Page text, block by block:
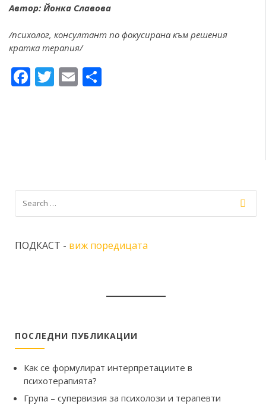
Автор: Йонка Славова
/психолог, консултант по фокусирана към решения
кратка терапия/
Facebook
Twitter
Email
ПОДКАСТ - виж поредицата
ПОСЛЕДНИ ПУБЛИКАЦИИ
Как се формулират интерпретациите в
психотерапията?
Група – супервизия за психолози и терапевти